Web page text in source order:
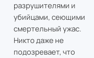
разрушителями и
убийцами, сеющими
смертельный ужас.
Никто даже не
подозревает, что